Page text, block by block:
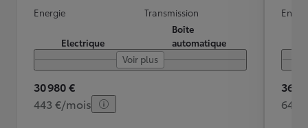
Energie
Electrique
Transmission
Boîte
automatique
Voir plus
30 980 €
443 €/mois
36
648